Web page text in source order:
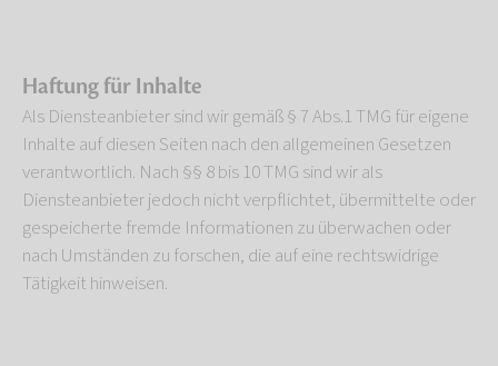
Haftung für Inhalte
Als Diensteanbieter sind wir gemäß § 7 Abs.1 TMG für eigene
Inhalte auf diesen Seiten nach den allgemeinen Gesetzen
verantwortlich. Nach §§ 8 bis 10 TMG sind wir als
Diensteanbieter jedoch nicht verpflichtet, übermittelte oder
gespeicherte fremde Informationen zu überwachen oder
nach Umständen zu forschen, die auf eine rechtswidrige
Tätigkeit hinweisen.